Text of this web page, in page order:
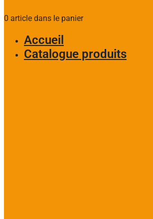
0 article dans le panier
Accueil
Catalogue produits